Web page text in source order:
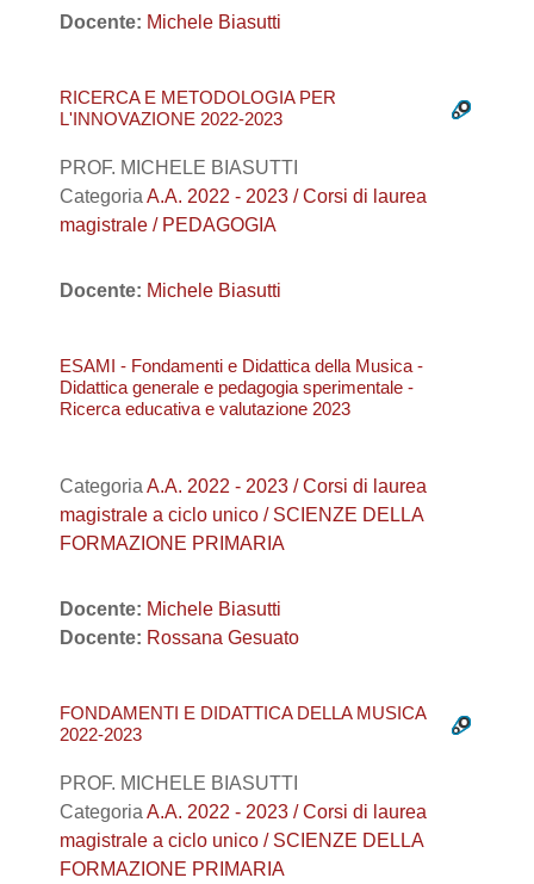
Docente: Michele Biasutti
RICERCA E METODOLOGIA PER
L'INNOVAZIONE 2022-2023
PROF. MICHELE BIASUTTI
Categoria A.A. 2022 - 2023 / Corsi di laurea
magistrale / PEDAGOGIA
Docente: Michele Biasutti
ESAMI - Fondamenti e Didattica della Musica -
Didattica generale e pedagogia sperimentale -
Ricerca educativa e valutazione 2023
Categoria A.A. 2022 - 2023 / Corsi di laurea
magistrale a ciclo unico / SCIENZE DELLA
FORMAZIONE PRIMARIA
Docente: Michele Biasutti
Docente: Rossana Gesuato
FONDAMENTI E DIDATTICA DELLA MUSICA
2022-2023
PROF. MICHELE BIASUTTI
Categoria A.A. 2022 - 2023 / Corsi di laurea
magistrale a ciclo unico / SCIENZE DELLA
FORMAZIONE PRIMARIA